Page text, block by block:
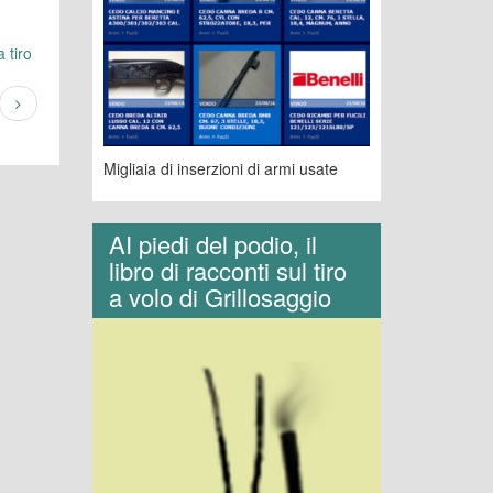
tiro
Migliaia di inserzioni di armi usate
AI piedi del podio, il
libro di racconti sul tiro
a volo di Grillosaggio